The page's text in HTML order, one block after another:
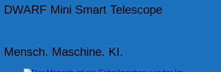
DWARF Mini Smart Telescope
Mensch. Maschine. KI.